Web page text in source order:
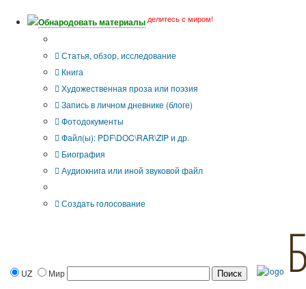
Обнародовать материалы делитесь с миром!
Статья, обзор, исследование
Книга
Художественная проза или поэзия
Запись в личном дневнике (блоге)
Фотодокументы
Файл(ы): PDF\DOC\RAR\ZIP и др.
Биография
Аудиокнига или иной звуковой файл
Создать голосование
UZ Мир